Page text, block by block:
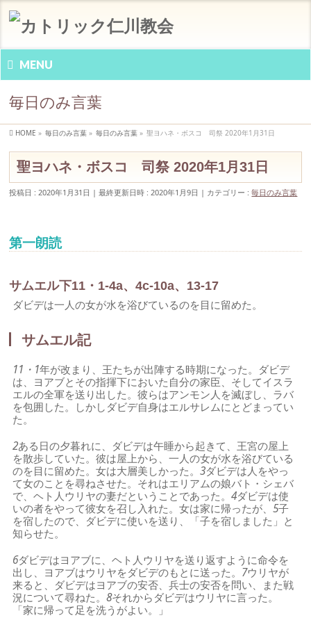
MENU
毎日のみ言葉
HOME » 毎日のみ言葉 » 毎日のみ言葉 » 聖ヨハネ・ボスコ 司祭 2020年1月31日
聖ヨハネ・ボスコ 司祭 2020年1月31日
投稿日 : 2020年1月31日 最終更新日時 : 2020年1月9日 カテゴリー :毎日のみ言葉
第一朗読
サムエル下11・1-4a、4c-10a、13-17
ダビデは一人の女が水を浴びているのを目に留めた。
サムエル記
11・1年が改まり、王たちが出陣する時期になった。ダビデ
は、ヨアブとその指揮下においた自分の家臣、そしてイスラ
エルの全軍を送り出した。彼らはアンモン人を滅ぼし、ラバ
を包囲した。しかしダビデ自身はエルサレムにとどまってい
た。
2ある日の夕暮れに、ダビデは午睡から起きて、王宮の屋上
を散歩していた。彼は屋上から、一人の女が水を浴びている
のを目に留めた。女は大層美しかった。3ダビデは人をやっ
て女のことを尋ねさせた。それはエリアムの娘バト・シェバ
で、ヘト人ウリヤの妻だということであった。4ダビデは使
いの者をやって彼女を召し入れた。女は家に帰ったが、5子
を宿したので、ダビデに使いを送り、「子を宿しました」と
知らせた。
6ダビデはヨアブに、ヘト人ウリヤを送り返すように命令を
出し、ヨアブはウリヤをダビデのもとに送った。 7ウリヤが
来ると、ダビデはヨアブの安否、兵士の安否を問い、また戦
況について尋ねた。8それからダビデはウリヤに言った。
「家に帰って足を洗うがよい。」